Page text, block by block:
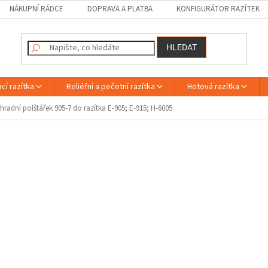
NÁKUPNÍ RÁDCE DOPRAVA A PLATBA KONFIGURÁTOR RAZÍTEK
HLEDAT
razítka Reliéfní a pečetní razítka Hotová razítka
polštářek 905-7 do razítka E-905; E-915; H-6005